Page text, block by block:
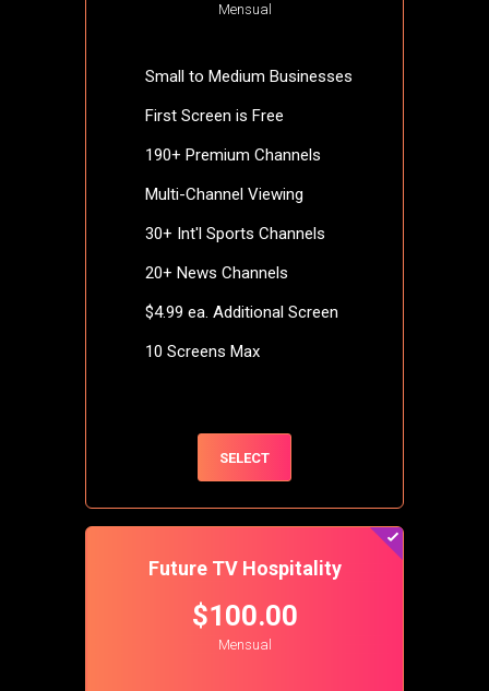
Mensual
Small to Medium Businesses
First Screen is Free
190+ Premium Channels
Multi-Channel Viewing
30+ Int'l Sports Channels
20+ News Channels
$4.99 ea. Additional Screen
10 Screens Max
SELECT
Future TV Hospitality
$100.00
Mensual